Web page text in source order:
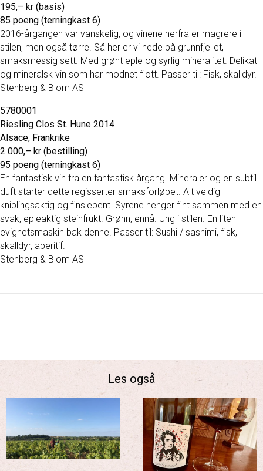
195,– kr (basis)
85 poeng (terningkast 6)
2016-årgangen var vanskelig, og vinene herfra er magrere i
stilen, men også tørre. Så her er vi nede på grunnfjellet,
smaksmessig sett. Med grønt eple og syrlig mineralitet. Delikat
og mineralsk vin som har modnet flott. Passer til: Fisk, skalldyr.
Stenberg & Blom AS
5780001
Riesling Clos St. Hune 2014
Alsace, Frankrike
2 000,– kr (bestilling)
95 poeng (terningkast 6)
En fantastisk vin fra en fantastisk årgang. Mineraler og en subtil
duft starter dette regisserter smaksforløpet. Alt veldig
kniplingsaktig og finslepent. Syrene henger fint sammen med en
svak, epleaktig steinfrukt. Grønn, ennå. Ung i stilen. En liten
evighetsmaskin bak denne. Passer til: Sushi / sashimi, fisk,
skalldyr, aperitif.
Stenberg & Blom AS
Les også